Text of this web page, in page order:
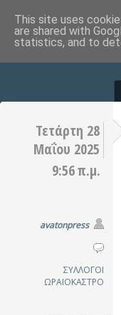
Τετάρτη 28
Μαΐου 2025
9:56 π.μ.
avatonpress
ΣΥΛΛΟΓΟΙ
ΩΡΑΙΟΚΑΣΤΡΟ
This site uses
are shared with
statistics, and to